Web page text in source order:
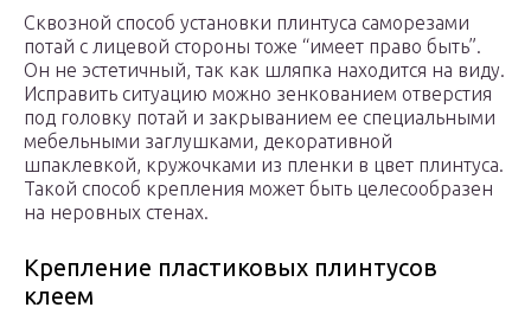
Сквозной способ установки плинтуса саморезами
потай с лицевой стороны тоже “имеет право быть”.
Он не эстетичный, так как шляпка находится на виду.
Исправить ситуацию можно зенкованием отверстия
под головку потай и закрыванием ее специальными
мебельными заглушками, декоративной
шпаклевкой, кружочками из пленки в цвет плинтуса.
Такой способ крепления может быть целесообразен
на неровных стенах.
Крепление пластиковых плинтусов
клеем